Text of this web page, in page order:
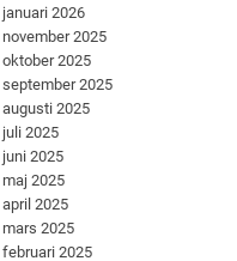
januari 2026
november 2025
oktober 2025
september 2025
augusti 2025
juli 2025
juni 2025
maj 2025
april 2025
mars 2025
februari 2025